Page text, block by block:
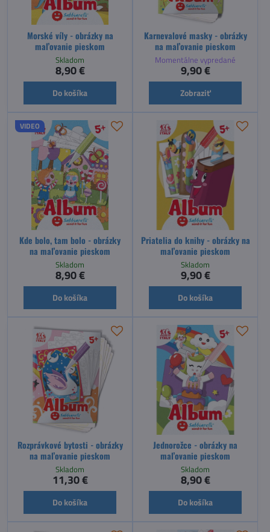
Morské víly - obrázky na
maľovanie pieskom
Skladom
8,90 €
Do košíka
Karnevalové masky - obrázky
na maľovanie pieskom
Momentálne vypredané
9,90 €
Zobraziť
VIDEO
Kde bolo, tam bolo - obrázky
na maľovanie pieskom
Skladom
8,90 €
Do košíka
Priatelia do knihy - obrázky na
maľovanie pieskom
Skladom
9,90 €
Do košíka
Rozprávkové bytosti - obrázky
na maľovanie pieskom
Skladom
11,30 €
Do košíka
Jednorožce - obrázky na
maľovanie pieskom
Skladom
8,90 €
Do košíka